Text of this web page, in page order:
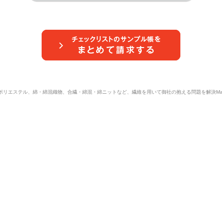
リエステル、綿・綿混織物、合繊・綿混・綿ニットなど、繊維を用いて御社の抱える問題を解決